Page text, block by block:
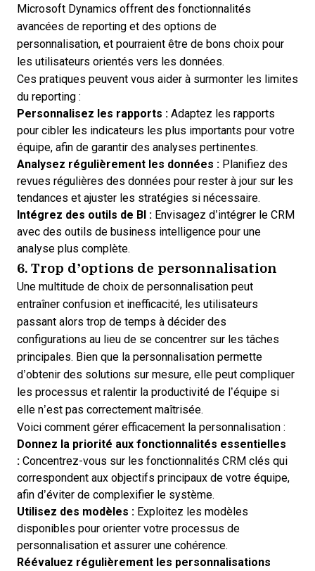
Microsoft Dynamics offrent des fonctionnalités
avancées de reporting et des options de
personnalisation, et pourraient être de bons choix pour
les utilisateurs orientés vers les données.
Ces pratiques peuvent vous aider à surmonter les limites
du reporting :
Personnalisez les rapports : Adaptez les rapports
pour cibler les indicateurs les plus importants pour votre
équipe, afin de garantir des analyses pertinentes.
Analysez régulièrement les données : Planifiez des
revues régulières des données pour rester à jour sur les
tendances et ajuster les stratégies si nécessaire.
Intégrez des outils de BI : Envisagez d’intégrer le CRM
avec des outils de business intelligence pour une
analyse plus complète.
6. Trop d’options de personnalisation
Une multitude de choix de personnalisation peut
entraîner confusion et inefficacité, les utilisateurs
passant alors trop de temps à décider des
configurations au lieu de se concentrer sur les tâches
principales. Bien que la personnalisation permette
d’obtenir des solutions sur mesure, elle peut compliquer
les processus et ralentir la productivité de l’équipe si
elle n’est pas correctement maîtrisée.
Voici comment gérer efficacement la personnalisation :
Donnez la priorité aux fonctionnalités essentielles
: Concentrez-vous sur les fonctionnalités CRM clés qui
correspondent aux objectifs principaux de votre équipe,
afin d’éviter de complexifier le système.
Utilisez des modèles : Exploitez les modèles
disponibles pour orienter votre processus de
personnalisation et assurer une cohérence.
Réévaluez régulièrement les personnalisations